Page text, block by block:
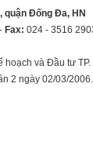
quận Đống Đa, HN
Fax: 024 - 3516
hoạch và Đầu tư TP.
2 ngày 02/03/2006.